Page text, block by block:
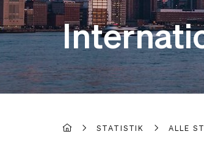
STATISTIK ALLE